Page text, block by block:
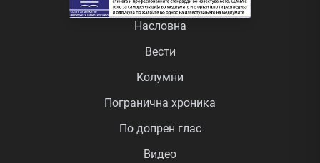
Насловна
Вести
Колумни
Погранична хроника
По допрен глас
Видео